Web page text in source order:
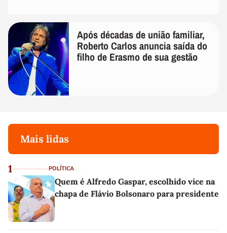
Após décadas de união familiar,
Roberto Carlos anuncia saída do
filho de Erasmo de sua gestão
Mais lidas
1 POLÍTICA
Quem é Alfredo Gaspar, escolhido vice na
chapa de Flávio Bolsonaro para presidente